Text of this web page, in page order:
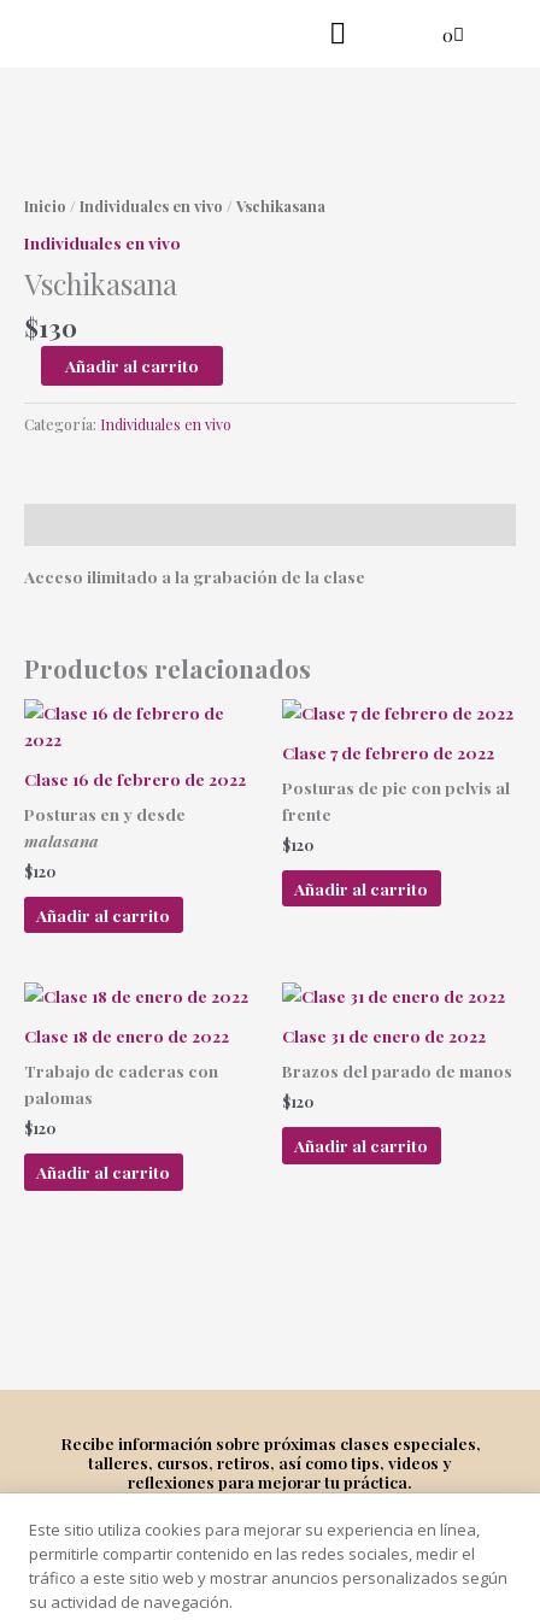
0
Cart
Inicio / Individuales en vivo / Vschikasana
Individuales en vivo
Vschikasana
$130
Añadir al carrito
Categoría: Individuales en vivo
Acceso ilimitado a la grabación de la clase
Productos relacionados
Clase 16 de febrero de 2022
Posturas en y desde
malasana
$120
Añadir al carrito
Clase 7 de febrero de 2022
Posturas de pie con pelvis al
frente
$120
Añadir al carrito
Clase 18 de enero de 2022
Trabajo de caderas con
palomas
$120
Añadir al carrito
Clase 31 de enero de 2022
Brazos del parado de manos
$120
Añadir al carrito
Recibe información sobre próximas clases especiales,
talleres, cursos, retiros, así como tips, videos y
reflexiones para mejorar tu práctica.
Suscríbete
Este sitio utiliza cookies para mejorar su experiencia en línea,
permitirle compartir contenido en las redes sociales, medir el
tráfico a este sitio web y mostrar anuncios personalizados según
su actividad de navegación.